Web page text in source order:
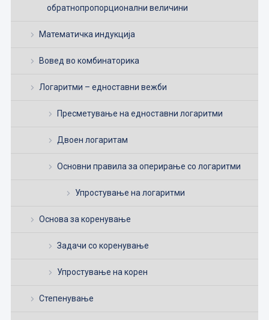
обратнопропорционални величини
Математичка индукција
Вовед во комбинаторика
Логаритми – едноставни вежби
Пресметување на едноставни логаритми
Двоен логаритам
Основни правила за оперирање со логаритми
Упростување на логаритми
Основа за коренување
Задачи со коренување
Упростување на корен
Степенување